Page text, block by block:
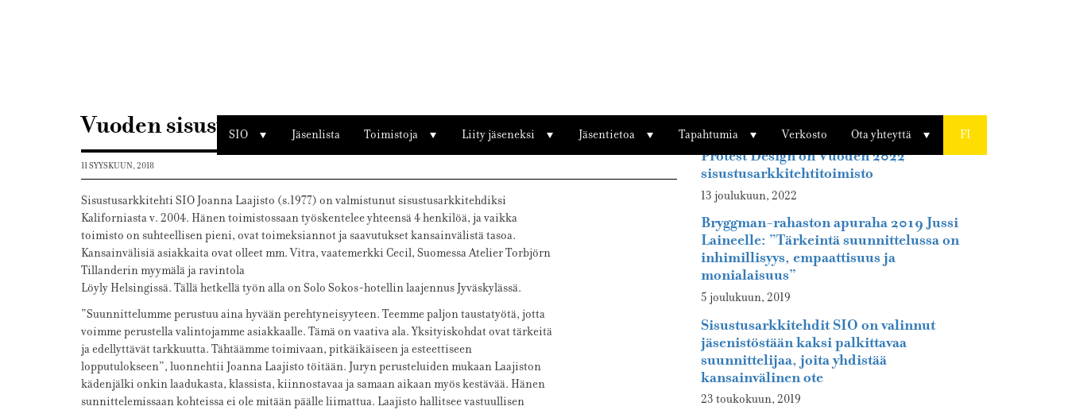
SIO Jäsenlista Toimistoja Liity jäseneksi Jäsentietoa Tapahtumia Verkosto Ota yhteyttä FI
Vuoden sisustusarkkitehti 2018 on Joanna Laajisto
11 SYYSKUUN, 2018
Sisustusarkkitehti SIO Joanna Laajisto (s.1977) on valmistunut sisustusarkkitehdiksi
Kaliforniasta v. 2004. Hänen toimistossaan työskentelee yhteensä 4 henkilöä, ja vaikka
toimisto on suhteellisen pieni, ovat toimeksiannot ja saavutukset kansainvälistä tasoa.
Kansainvälisiä asiakkaita ovat olleet mm. Vitra, vaatemerkki Cecil, Suomessa Atelier Torbjörn
Tillanderin myymälä ja ravintola
Löyly Helsingissä. Tällä hetkellä työn alla on Solo Sokos-hotellin laajennus Jyväskylässä.
”Suunnittelumme perustuu aina hyvään perehtyneisyyteen. Teemme paljon taustatyötä, jotta
voimme perustella valintojamme asiakkaalle. Tämä on vaativa ala. Yksityiskohdat ovat tärkeitä
ja edellyttävät tarkkuutta. Tähtäämme toimivaan, pitkäikäiseen ja esteettiseen
lopputulokseen”, luonnehtii Joanna Laajisto töitään. Juryn perusteluiden mukaan Laajiston
kädenjälki onkin laadukasta, klassista, kiinnostavaa ja samaan aikaan myös kestävää. Hänen
sunnittelemissaan kohteissa ei ole mitään päälle liimattua. Laajisto hallitsee vastuullisen
Protest Design on Vuoden 2022
sisustusarkkitehtitoimisto
13 joulukuun, 2022
Bryggman-rahaston apuraha 2019 Jussi
Laineelle: ”Tärkeintä suunnittelussa on
inhimillisyys, empaattisuus ja
monialaisuus”
5 joulukuun, 2019
Sisustusarkkitehdit SIO on valinnut
jäsenistöstään kaksi palkittavaa
suunnittelijaa, joita yhdistää
kansainvälinen ote
23 toukokuun, 2019